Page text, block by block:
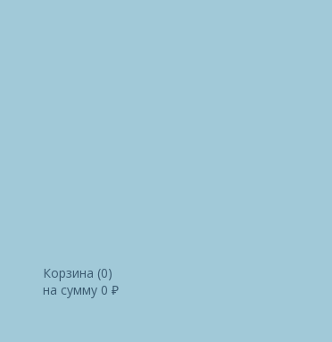
Корзина (0)
на сумму 0 ₽